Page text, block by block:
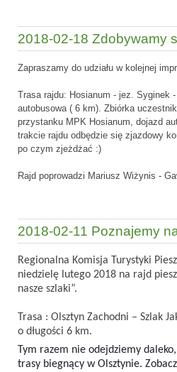
2018-02-18 Zdobywamy
Zapraszamy do udziału w kolejnej
Trasa rajdu: Hosianum - jez. Syginek
autobusowa ( 6 km). Zbiórka
przystanku MPK Hosianum, dojazd
trakcie rajdu odbędzie się zjazdowy
po czym zjeżdżać :)
Rajd poprowadzi Mariusz Wiżynis -
2018-02-11 Poznajemy
Regionalna Komisja Turystyki
niedzielę lutego 2018 na rajd
nasze szlaki”.
Trasa : Olsztyn Zachodni – Szlak
o długości 6 km.
Tym razem nie odejdziemy
trasy biegnący w Olsztynie.